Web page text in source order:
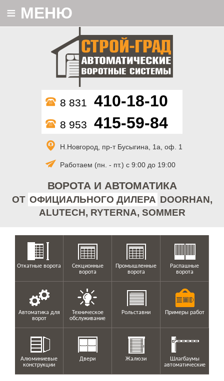
ВОРОТА И АВТОМАТИКА
ОТ ОФИЦИАЛЬНОГО ДИЛЕРА DOORHAN,
ALUTECH, RYTERNA, SOMMER
8 831 410-18-10
8 953 415-59-84
Н.Новгород, пр-т Бусыгина, 1а, оф. 1
Работаем (пн. - пт.) с 9:00 до 19:00
≡ МЕНЮ
Откатные ворота
Секционные
ворота
Промышленные
ворота
Распашные
ворота
Автоматика для
ворот
Техническое
обслуживание
Рольставни Примеры работ
Алюминиевые
конструкции
Двери Жалюзи
Шлагбаумы
автоматические